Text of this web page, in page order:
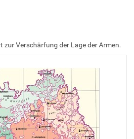
zur Verschärfung der Lage der Armen.